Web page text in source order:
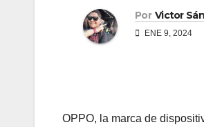
Por Victor
ENE 9, 2024
OPPO, la marca de